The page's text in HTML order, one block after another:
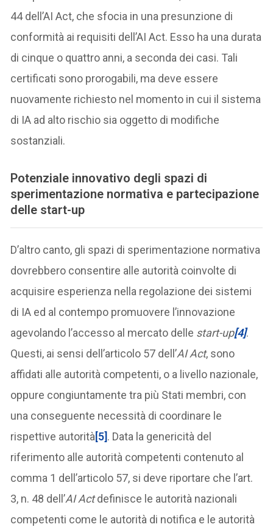
44 dell’AI Act, che sfocia in una presunzione di
conformità ai requisiti dell’AI Act. Esso ha una durata
di cinque o quattro anni, a seconda dei casi. Tali
certificati sono prorogabili, ma deve essere
nuovamente richiesto nel momento in cui il sistema
di IA ad alto rischio sia oggetto di modifiche
sostanziali.
Potenziale innovativo degli spazi di
sperimentazione normativa e partecipazione
delle start-up
D’altro canto, gli spazi di sperimentazione normativa
dovrebbero consentire alle autorità coinvolte di
acquisire esperienza nella regolazione dei sistemi
di IA ed al contempo promuovere l’innovazione
agevolando l’accesso al mercato delle start-up[4].
Questi, ai sensi dell’articolo 57 dell’AI Act, sono
affidati alle autorità competenti, o a livello nazionale,
oppure congiuntamente tra più Stati membri, con
una conseguente necessità di coordinare le
rispettive autorità[5]. Data la genericità del
riferimento alle autorità competenti contenuto al
comma 1 dell’articolo 57, si deve riportare che l’art.
3, n. 48 dell’AI Actdefinisce le autorità nazionali
competenti come le autorità di notifica e le autorità